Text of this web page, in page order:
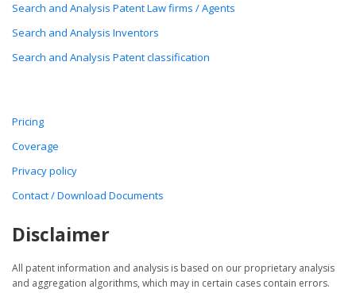
Search and Analysis Patent Law firms / Agents
Search and Analysis Inventors
Search and Analysis Patent classification
Pricing
Coverage
Privacy policy
Contact / Download Documents
Disclaimer
All patent information and analysis is based on our proprietary analysis
and aggregation algorithms, which may in certain cases contain errors.